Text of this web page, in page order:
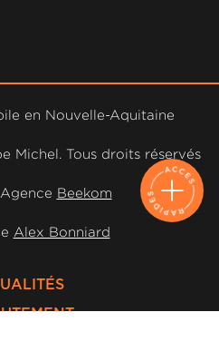
en Nouvelle-Aquitaine
Michel. Tous droits réservés
Beekom
Alex Bonniard